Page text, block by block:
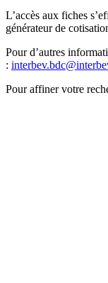
L’accès aux fiches
générateur de
Pour d’autres
:
Pour affiner votre